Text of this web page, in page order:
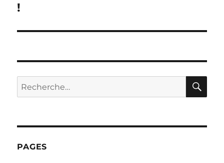
suivante :
!
Recherche
pour :
PAGES